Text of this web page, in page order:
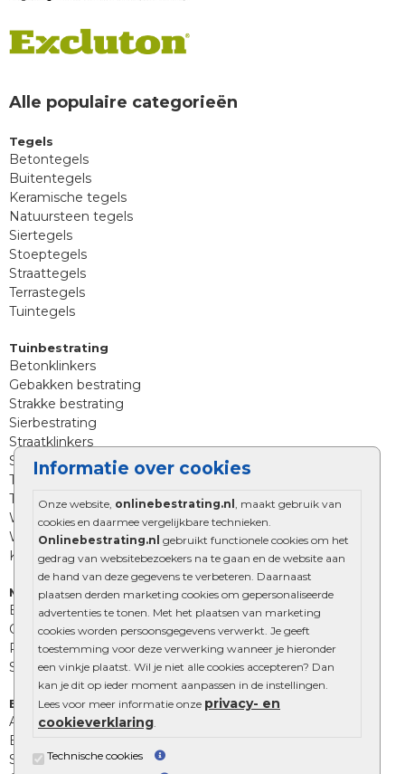
Informatie over cookies
Onze website, onlinebestrating.nl , maakt gebruik van
cookies en daarmee vergelijkbare technieken.
Onlinebestrating.nl gebruikt functionele cookies om het
gedrag van websitebezoekers na te gaan en de website aan
de hand van deze gegevens te verbeteren. Daarnaast
plaatsen derden marketing cookies om gepersonaliseerde
advertenties te tonen. Met het plaatsen van marketing
cookies worden persoonsgegevens verwerkt. Je geeft
toestemming voor deze verwerking wanneer je hieronder
een vinkje plaatst. Wil je niet alle cookies accepteren? Dan
kan je dit op ieder moment aanpassen in de instellingen.
Lees voor meer informatie onze privacy- en
cookieverklaring.
Technische cookies
Alle populaire categorieën
Tegels
Betontegels
Buitentegels
Keramische tegels
Natuursteen tegels
Siertegels
Stoeptegels
Straattegels
Terrastegels
Tuintegels
Tuinbestrating
Betonklinkers
Gebakken bestrating
Strakke bestrating
Sierbestrating
Straatklinkers
Straatstenen
Trommelstenen
Tuinstenen
Waalformaat
Wildverband bestrating
Kingstones
Muurelementen
Betonbielzen
Opsluitbanden
Palissades
Stapelblokken
Extra benodigdheden
Afwatering en diversen
Beplantings en betonelementen
Split, grind en zand